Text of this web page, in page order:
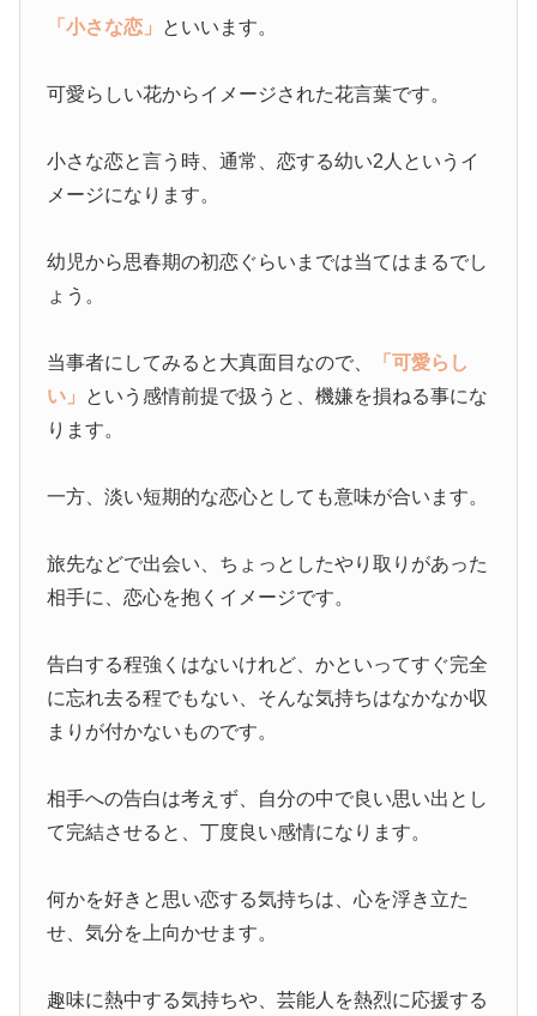
「小さな恋」 といいます。
可愛らしい花からイメージされた花言葉です。
小さな恋と言う時、通常、恋する幼い2人というイ
メージになります。
幼児から思春期の初恋ぐらいまでは当てはまるでし
ょう。
当事者にしてみると大真面目なので、
「可愛らし
い」 という感情前提で扱うと、機嫌を損ねる事にな
ります。
一方、淡い短期的な恋心としても意味が合います。
旅先などで出会い、ちょっとしたやり取りがあった
相手に、恋心を抱くイメージです。
告白する程強くはないけれど、かといってすぐ完全
に忘れ去る程でもない、そんな気持ちはなかなか収
まりが付かないものです。
相手への告白は考えず、自分の中で良い思い出とし
て完結させると、丁度良い感情になります。
何かを好きと思い恋する気持ちは、心を浮き立た
せ、気分を上向かせます。
趣味に熱中する気持ちや、芸能人を熱烈に応援する